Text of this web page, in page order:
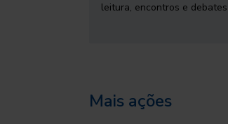
leitura, encontros e debates
Mais ações